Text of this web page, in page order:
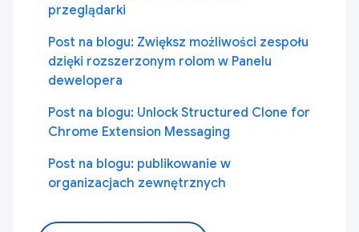
przeglądarki
Post na blogu: Zwiększ możliwości zespołu
dzięki rozszerzonym rolom w Panelu
dewelopera
Post na blogu: Unlock Structured Clone for
Chrome Extension Messaging
Post na blogu: publikowanie w
organizacjach zewnętrznych